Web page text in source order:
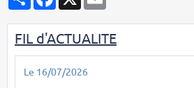
FIL d'ACTUALITE
Le 16/07/2026